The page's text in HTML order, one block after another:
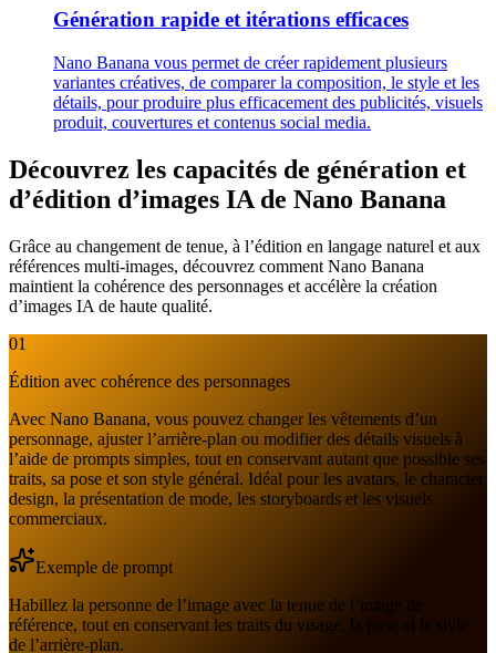
Génération rapide et itérations efficaces
Nano Banana vous permet de créer rapidement plusieurs
variantes créatives, de comparer la composition, le style et les
détails, pour produire plus efficacement des publicités, visuels
produit, couvertures et contenus social media.
Découvrez les capacités de génération et
d’édition d’images IA de Nano Banana
Grâce au changement de tenue, à l’édition en langage naturel et aux
références multi-images, découvrez comment Nano Banana
maintient la cohérence des personnages et accélère la création
d’images IA de haute qualité.
01
Édition avec cohérence des personnages
Avec Nano Banana, vous pouvez changer les vêtements d’un
personnage, ajuster l’arrière-plan ou modifier des détails visuels à
l’aide de prompts simples, tout en conservant autant que possible ses
traits, sa pose et son style général. Idéal pour les avatars, le character
design, la présentation de mode, les storyboards et les visuels
commerciaux.
Exemple de prompt
Habillez la personne de l’image avec la tenue de l’image de
référence, tout en conservant les traits du visage, la pose et le style
de l’arrière-plan.